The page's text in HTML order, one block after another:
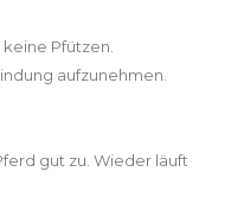
Pfützen.
aufzunehmen.
gut zu. Wieder läuft